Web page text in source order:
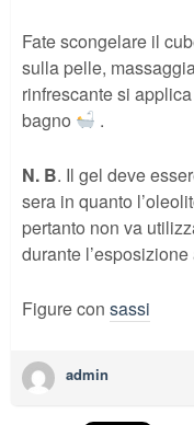
Fate scongelare il
sulla pelle,
rinfrescante si
bagno
.
N. B. Il gel deve
sera in quanto
pertanto non va
durante
Figure con sassi
admin